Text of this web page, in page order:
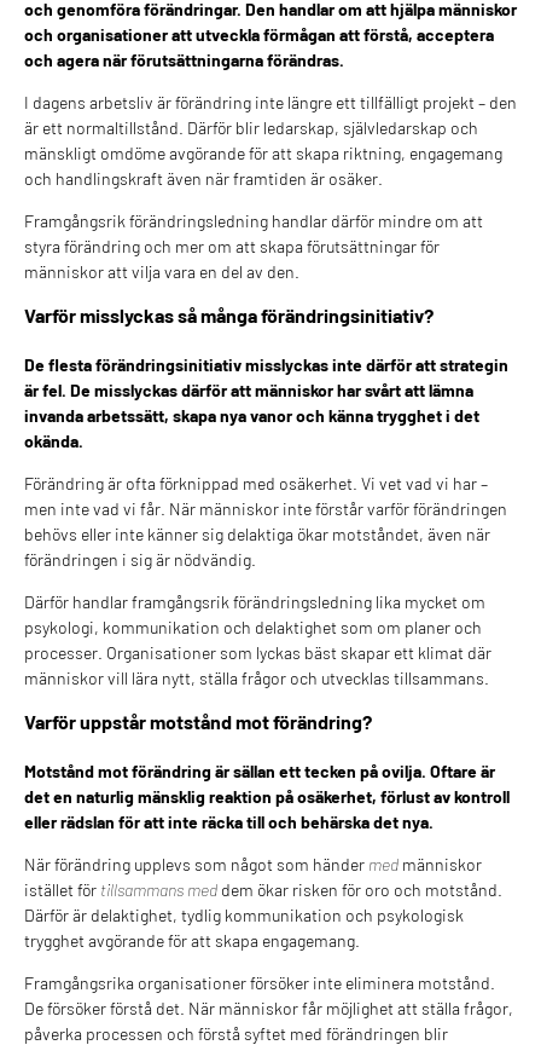
och genomföra förändringar. Den handlar om att hjälpa människor
och organisationer att utveckla förmågan att förstå, acceptera
och agera när förutsättningarna förändras.
I dagens arbetsliv är förändring inte längre ett tillfälligt projekt – den
är ett normaltillstånd. Därför blir ledarskap, självledarskap och
mänskligt omdöme avgörande för att skapa riktning, engagemang
och handlingskraft även när framtiden är osäker.
Framgångsrik förändringsledning handlar därför mindre om att
styra förändring och mer om att skapa förutsättningar för
människor att vilja vara en del av den.
Varför misslyckas så många förändringsinitiativ?
De flesta förändringsinitiativ misslyckas inte därför att strategin
är fel. De misslyckas därför att människor har svårt att lämna
invanda arbetssätt, skapa nya vanor och känna trygghet i det
okända.
Förändring är ofta förknippad med osäkerhet. Vi vet vad vi har –
men inte vad vi får. När människor inte förstår varför förändringen
behövs eller inte känner sig delaktiga ökar motståndet, även när
förändringen i sig är nödvändig.
Därför handlar framgångsrik förändringsledning lika mycket om
psykologi, kommunikation och delaktighet som om planer och
processer. Organisationer som lyckas bäst skapar ett klimat där
människor vill lära nytt, ställa frågor och utvecklas tillsammans.
Varför uppstår motstånd mot förändring?
Motstånd mot förändring är sällan ett tecken på ovilja. Oftare är
det en naturlig mänsklig reaktion på osäkerhet, förlust av kontroll
eller rädslan för att inte räcka till och behärska det nya.
När förändring upplevs som något som händer med människor
istället för tillsammans med dem ökar risken för oro och motstånd.
Därför är delaktighet, tydlig kommunikation och psykologisk
trygghet avgörande för att skapa engagemang.
Framgångsrika organisationer försöker inte eliminera motstånd.
De försöker förstå det. När människor får möjlighet att ställa frågor,
påverka processen och förstå syftet med förändringen blir